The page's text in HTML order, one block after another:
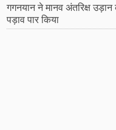
गगनयान ने मानव अंतरिक्ष
पड़ाव पार किया